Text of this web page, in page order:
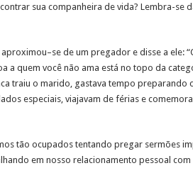
sua companheira de vida? Lembra-se
de um pregador e disse a ele:
a quem você não ama está no topo da
traiu o marido, gastava tempo
especiais, viajavam de férias e
tão ocupados tentando pregar sermões
em nosso relacionamento pessoal com